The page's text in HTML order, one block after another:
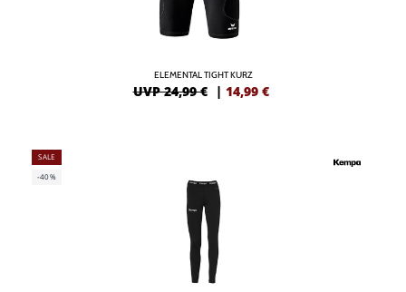
ELEMENTAL TIGHT KURZ
UVP 24,99 € | 14,99 €
SALE
-40%